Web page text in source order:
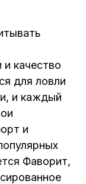
и качество
для ловли
и каждый
и
Фаворит,